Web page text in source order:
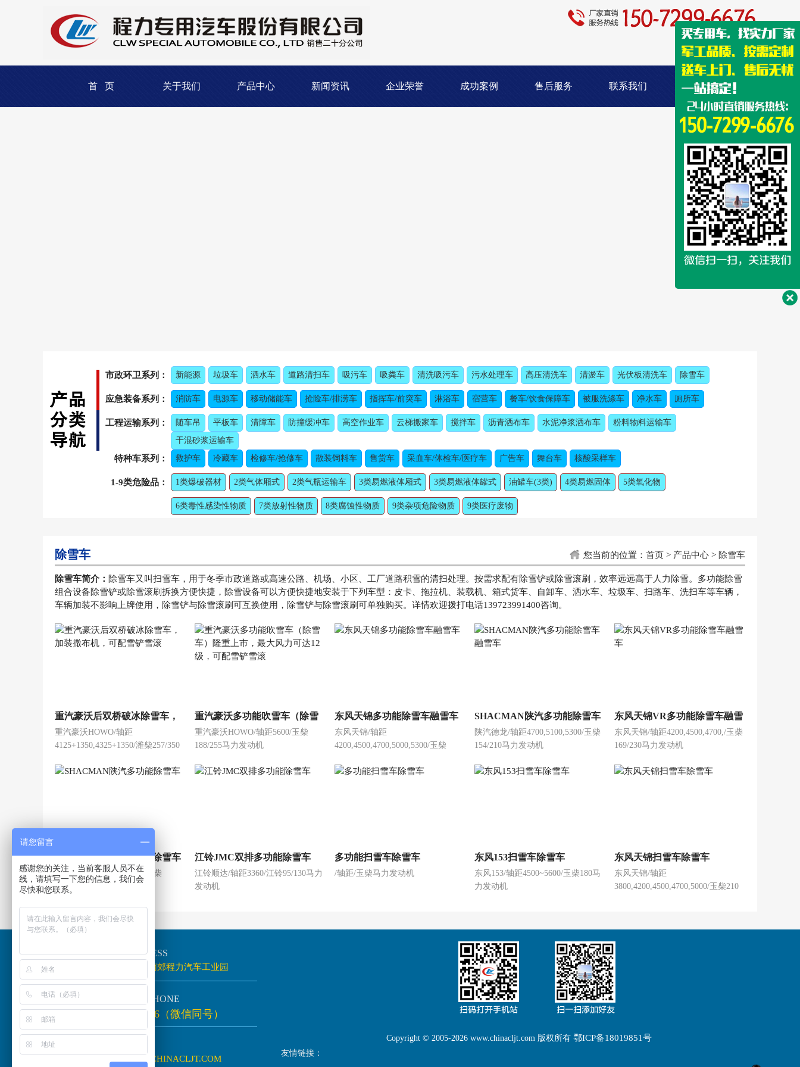
首 页 关于我们 产品中心 新闻资讯 企业荣誉 成功案例 售后服务 联系我们
市政环卫系列： 新能源 垃圾车 洒水车 道路清扫车 吸污车 吸粪车 清洗吸污车 污水处理车 高压清洗车 清淤车 光伏板清洗车 除雪车
应急装备系列： 消防车 电源车 移动储能车 抢险车/排涝车 指挥车/前突车 淋浴车 宿营车 餐车/饮食保障车 被服洗涤车 净水车 厕所车
工程运输系列： 随车吊 平板车 清障车 防撞缓冲车 高空作业车 云梯搬家车 搅拌车 沥青洒布车 水泥净浆洒布车
粉料物料运输车
干混砂浆运输车
特种车系列： 救护车 冷藏车 检修车/抢修车 散装饲料车 售货车 采血车/体检车/医疗车 广告车 舞台车 核酸采样车
1-9类危险品： 1类爆破器材 2类气体厢式 2类气瓶运输车 3类易燃液体厢式 3类易燃液体罐式 油罐车(3类) 4类易燃固体 5类氧化物
6类毒性感染性物质 7类放射性物质 8类腐蚀性物质 9类杂项危险物质 9类医疗废物
除雪车 您当前的位置： 首页 > 产品中心 > 除雪车
除雪车简介： 除雪车又叫扫雪车，用于冬季市政道路或高速公路、机场、小区、工厂道路积雪的清扫处理。按需求配有除雪铲或除雪滚刷，效率远远高于人力除雪。多功能除雪
组合设备除雪铲或除雪滚刷拆换方便快捷，除雪设备可以方便快捷地安装于下列车型：皮卡、拖拉机、装载机、箱式货车、自卸车、洒水车、垃圾车、扫路车、洗扫车等车辆，
车辆加装不影响上牌使用，除雪铲与除雪滚刷可互换使用，除雪铲与除雪滚刷可单独购买。详情欢迎拨打电话139723991400咨询。
重汽豪沃后双桥破冰除雪车，
加装撒布机，可配雪铲雪滚
重汽豪沃HOWO/轴距
4125+1350,4325+1350/潍柴257/350
重汽豪沃多功能吹雪车（除雪
车）隆重上市，最大风力可达
重汽豪沃HOWO/轴距5600/玉柴
188/255马力发动机
东风天锦多功能除雪车融雪车
东风天锦/轴距
4200,4500,4700,5000,5300/玉柴
SHACMAN陕汽多功能除雪车
融雪车
陕汽德龙/轴距4700,5100,5300/玉柴
154/210马力发动机
东风天锦VR多功能除雪车融雪
车
东风天锦/轴距4200,4500,4700,/玉柴
169/230马力发动机
SHACMAN陕汽多功能除雪车
陕汽德龙/轴距4200,4700/玉柴
169/230马力发动机
江铃JMC双排多功能除雪车
江铃顺达/轴距3360/江铃95/130马力
发动机
多功能扫雪车除雪车
/轴距/玉柴马力发动机
东风153扫雪车除雪车
东风153/轴距4500~5600/玉柴180马
力发动机
东风天锦扫雪车除雪车
东风天锦/轴距
3800,4200,4500,4700,5000/玉柴210
地址／ADDRESS
湖北省随州市南郊程力汽车工业园
／TELEPHONE
150 7299 6676（微信同号）
HTTP://WWW.CHINACLJT.COM
Copyright © 2005-2026 www.chinacljt.com 版权所有 鄂ICP备18019851号
友情链接：
请您留言
感谢您的关注，当前客服人员不在
线，请填写一下您的信息，我们会
尽快和您联系。